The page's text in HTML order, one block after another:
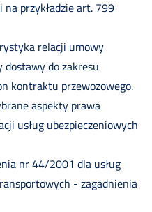
na przykładzie art. 799
relacji umowy
dostawy do zakresu
kontraktu przewozowego.
aspekty prawa
usług ubezpieczeniowych
nr 44/2001 dla usług
- zagadnienia